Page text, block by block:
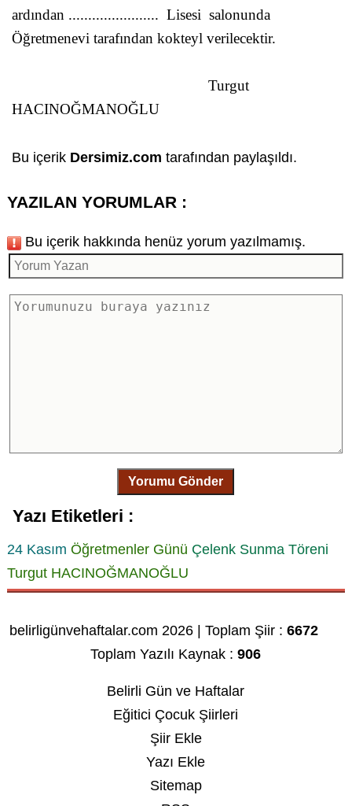
ardından ....................... Lisesi salonunda
Öğretmenevi tarafından kokteyl verilecektir.
Turgut
HACINOĞMANOĞLU
Bu içerik Dersimiz.com tarafından paylaşıldı.
YAZILAN YORUMLAR :
Bu içerik hakkında henüz yorum yazılmamış.
Yorumu Gönder
Yazı Etiketleri :
24 Kasım Öğretmenler Günü Çelenk Sunma Töreni
Turgut HACINOĞMANOĞLU
belirligünvehaftalar.com 2026 | Toplam Şiir :6672
Toplam Yazılı Kaynak :906
Belirli Gün ve Haftalar
Eğitici Çocuk Şiirleri
Şiir Ekle
Yazı Ekle
Sitemap